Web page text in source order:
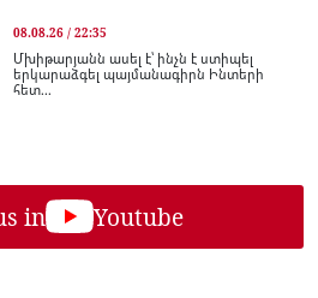
08.08.26 / 22:35
Մխիթարյանն ասել է՝ ինչն է ստիպել
երկարաձգել պայմանագիրն Ինտերի
հետ...
in Youtube